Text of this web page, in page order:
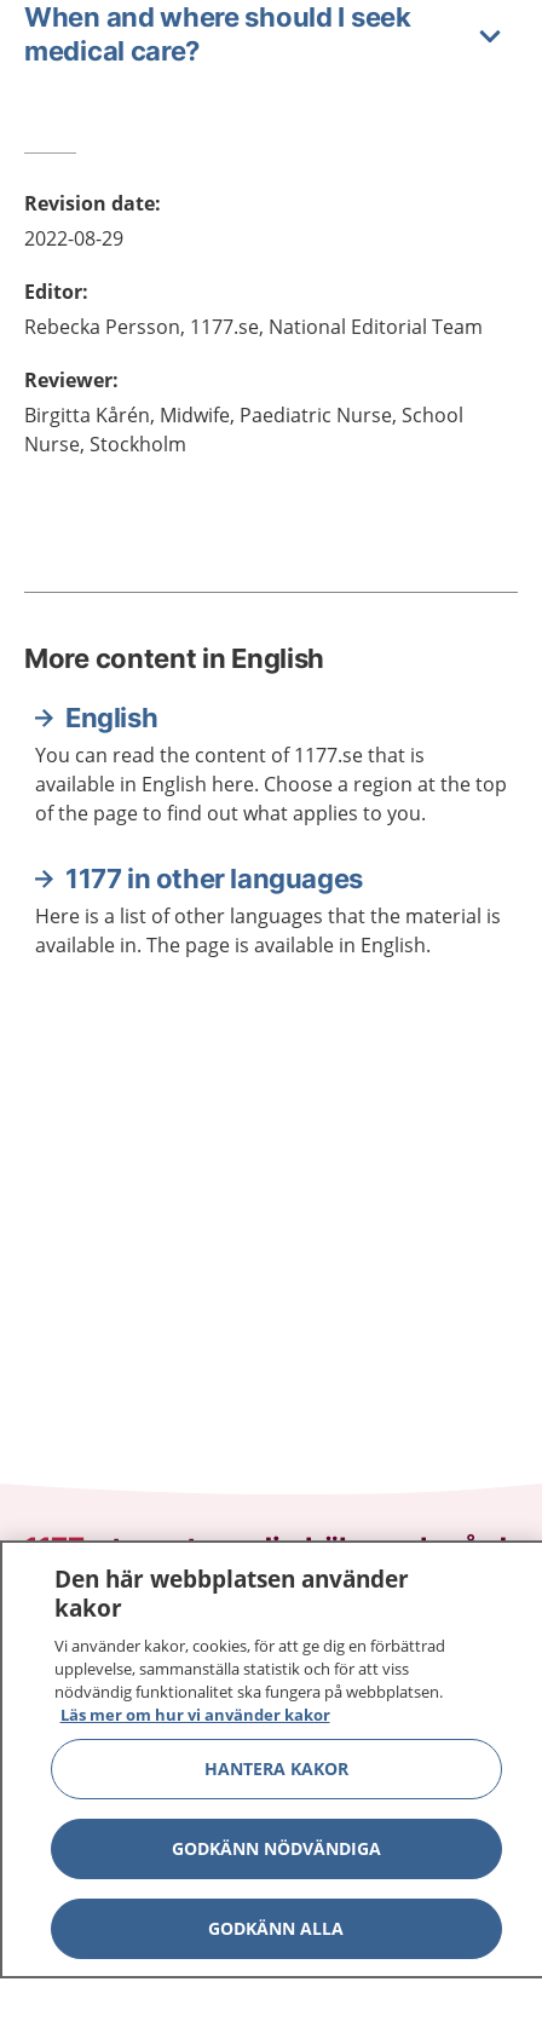
When and where should I seek
medical care?
Revision date:
2022-08-29
Editor:
Rebecka Persson, 1177.se, National Editorial Team
Reviewer:
Birgitta Kårén, Midwife, Paediatric Nurse, School
Nurse, Stockholm
More content in English
English
You can read the content of 1177.se that is
available in English here. Choose a region at the top
of the page to find out what applies to you.
1177 in other languages
Here is a list of other languages that the material is
available in. The page is available in English.
1177–tryggt om din hälsa och vård
På 1177.se får du råd om hälsa och information om
sjukdomar och vilka mottagningar du kan kontakta.
Logga in för att läsa din journal och göra dina
vårdärenden. Ring telefonnummer 1177 för
sjukvårdsrådgivning dygnet runt.
1177 ger dig råd när du vill må bättre.
1177 på flera språk Show
Om 1177
Den här webbplatsen använder
kakor
Vi använder kakor, cookies, för att ge dig en förbättrad
upplevelse, sammanställa statistik och för att viss
nödvändig funktionalitet ska fungera på webbplatsen.
Läs mer om hur vi använder kakor
HANTERA KAKOR
GODKÄNN NÖDVÄNDIGA
GODKÄNN ALLA